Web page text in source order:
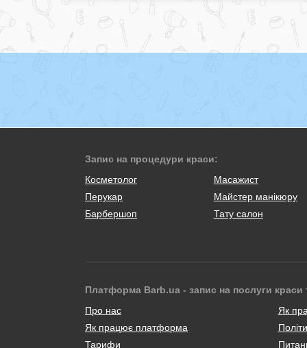
Запис на процедури краси:
Косметолог
Масажист
Перукар
Майстер манікюру
Барбершоп
Тату салон
Платформа Barb.ua - запис на послуги краси
Про нас
Як працює платформа
Тарифи
Як